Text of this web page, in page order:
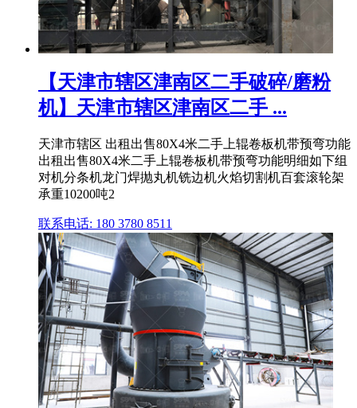
【天津市辖区津南区二手破碎/磨粉
机】天津市辖区津南区二手 ...
天津市辖区 出租出售80X4米二手上辊卷板机带预弯功能
出租出售80X4米二手上辊卷板机带预弯功能明细如下组
对机分条机龙门焊抛丸机铣边机火焰切割机百套滚轮架
承重10200吨2
联系电话: 180 3780 8511